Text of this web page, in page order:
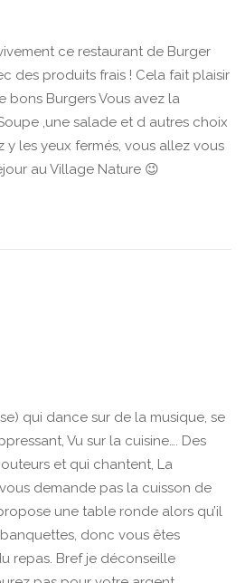
ce restaurant de Burger
des produits frais ! Cela fait plaisir
bons Burgers Vous avez la
,une salade et d autres choix
y les yeux fermés, vous allez vous
au Village Nature 😉
qui dance sur de la musique, se
Vu sur la cuisine…. Des
et qui chantent, La
demande pas la cuisson de
une table ronde alors qu’il
donc vous êtes
repas. Bref je déconseille